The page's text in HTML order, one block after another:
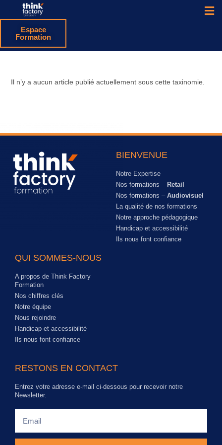
Espace
Formation
Il n’y a aucun article publié actuellement sous cette taxinomie.
BIENVENUE
Notre Expertise
Nos formations – Retail
Nos formations – Audiovisuel
La qualité de nos formations
Notre approche pédagogique
Handicap et accessibilité
Ils nous font confiance
QUI SOMMES-NOUS
A propos de Think Factory
Formation
Nos chiffres clés
Notre équipe
Nous rejoindre
Handicap et accessibilité
Ils nous font confiance
RESTONS EN CONTACT
Entrez votre adresse e-mail ci-dessous pour recevoir notre
Newsletter.